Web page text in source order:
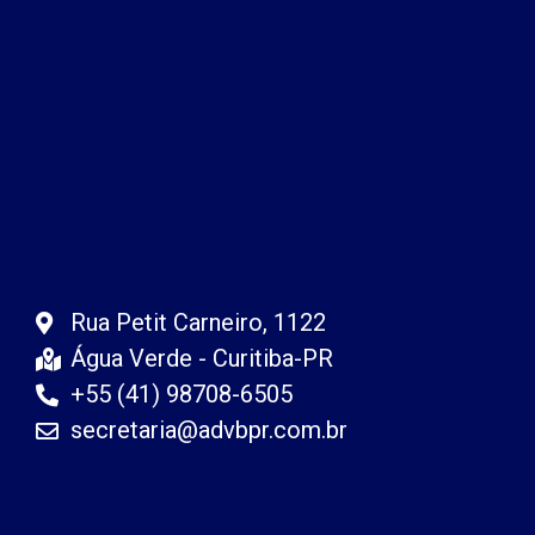
Rua Petit Carneiro, 1122
Água Verde - Curitiba-PR
+55 (41) 98708-6505
secretaria@advbpr.com.br